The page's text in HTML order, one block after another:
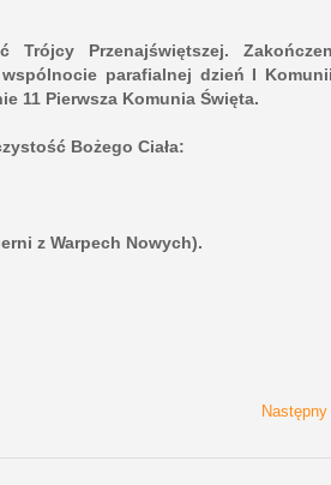
Trójcy Przenajświętszej.
parafialnej dzień I
11 Pierwsza Komunia Święta.
Bożego Ciała:
z Warpech Nowych).
Następny